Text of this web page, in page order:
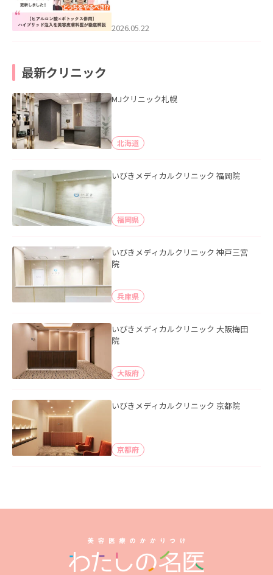
た。
2026.05.22
最新クリニック
MJクリニック札幌
北海道
いびきメディカルクリニック 福岡院
福岡県
いびきメディカルクリニック 神戸三宮
院
兵庫県
いびきメディカルクリニック 大阪梅田
院
大阪府
いびきメディカルクリニック 京都院
京都府